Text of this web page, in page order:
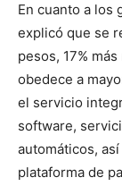
En cuanto a los
explicó que se
pesos, 17%
obedece a
el servicio
software,
automáticos,
plataforma de